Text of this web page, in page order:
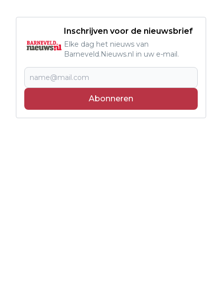
Inschrijven voor de nieuwsbrief
Elke dag het nieuws van
Barneveld.Nieuws.nl in uw e-mail.
Abonneren